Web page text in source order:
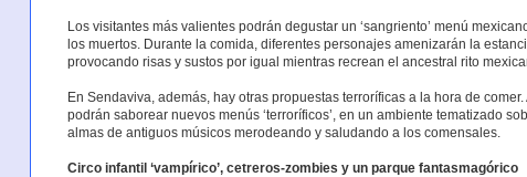
Los visitantes más valientes podrán degustar un ‘sangriento’ menú
los muertos. Durante la comida, diferentes personajes amenizarán la
provocando risas y sustos por igual mientras recrean el ancestral rito
En Sendaviva, además, hay otras propuestas terroríficas a la hora de
podrán saborear nuevos menús ‘terroríficos’, en un ambiente tematizado
almas de antiguos músicos merodeando y saludando a los comensales.
Circo infantil ‘vampírico’, cetreros-zombies y un parque fantasmagórico